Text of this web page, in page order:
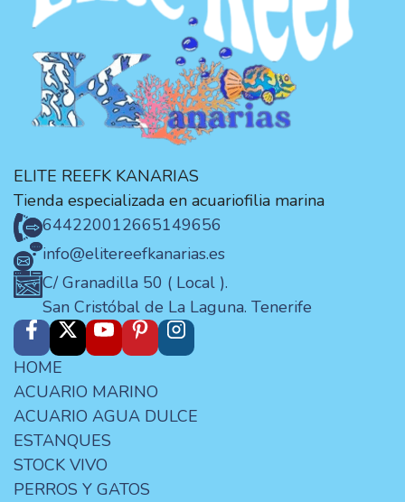
ELITE REEFK KANARIAS
Tienda especializada en acuariofilia marina
644220012665149656
info@elitereefkanarias.es
C/ Granadilla 50 ( Local ).
San Cristóbal de La Laguna. Tenerife
HOME
ACUARIO MARINO
ACUARIO AGUA DULCE
ESTANQUES
STOCK VIVO
PERROS Y GATOS